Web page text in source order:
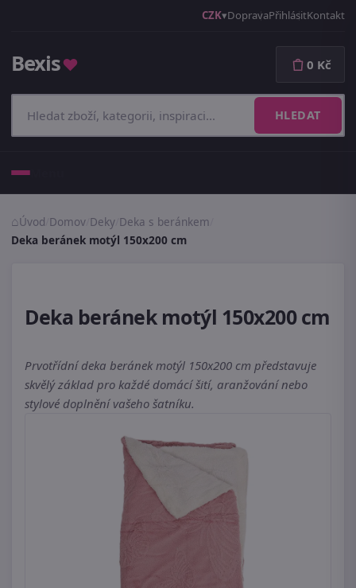
CZK DopravaPřihlásitKontakt
Bexis♥
HLEDAT
0 Kč
Úvod Domov Deky Deka s beránkem
Deka beránek motýl 150x200 cm
Deka beránek motýl 150x200 cm
Prvotřídní deka beránek motýl 150x200 cm představuje
skvělý základ pro každé domácí šití, aranžování nebo
stylové doplnění vašeho šatníku.